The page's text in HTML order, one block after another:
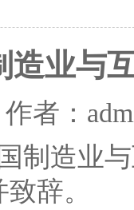
造业与
者：
制造业
辞。